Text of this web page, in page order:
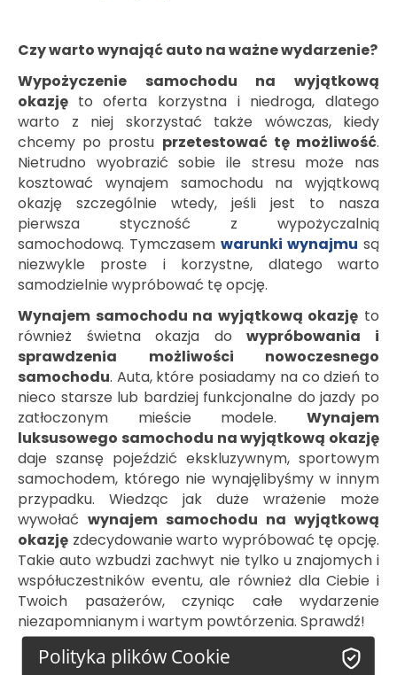
Czy warto wynająć auto na ważne wydarzenie?
Wypożyczenie samochodu na wyjątkową
okazję to oferta korzystna i niedroga, dlatego
warto z niej skorzystać także wówczas, kiedy
chcemy po prostu przetestować tę możliwość.
Nietrudno wyobrazić sobie ile stresu może nas
kosztować wynajem samochodu na wyjątkową
okazję szczególnie wtedy, jeśli jest to nasza
pierwsza styczność z wypożyczalnią
samochodową. Tymczasem warunki wynajmu są
niezwykle proste i korzystne, dlatego warto
samodzielnie wypróbować tę opcję.
Wynajem samochodu na wyjątkową okazję to
również świetna okazja dowypróbowania i
sprawdzenia możliwości nowoczesnego
samochodu. Auta, które posiadamy na co dzień to
nieco starsze lub bardziej funkcjonalne do jazdy po
zatłoczonym mieście modele. Wynajem
luksusowego samochodu na wyjątkową okazję
daje szansę pojeździć ekskluzywnym, sportowym
samochodem, którego nie wynajęlibyśmy w innym
przypadku. Wiedząc jak duże wrażenie może
wywołać wynajem samochodu na wyjątkową
okazję zdecydowanie warto wypróbować tę opcję.
Takie auto wzbudzi zachwyt nie tylko u znajomych i
współuczestników eventu, ale również dla Ciebie i
Twoich pasażerów, czyniąc całe wydarzenie
niezapomnianym i wartym powtórzenia. Sprawdź!
Polityka plików Cookie